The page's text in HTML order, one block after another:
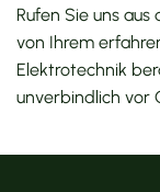
Rufen Sie uns
von Ihrem
Elektrotechnik
unverbindlich vor